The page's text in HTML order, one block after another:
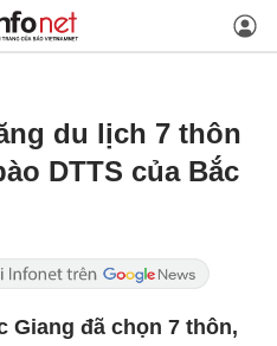
du lịch 7 thôn
DTTS của Bắc
Giang đã chọn 7 thôn,